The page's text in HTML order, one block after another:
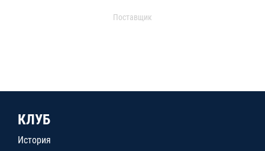
Поставщик
КЛУБ
История